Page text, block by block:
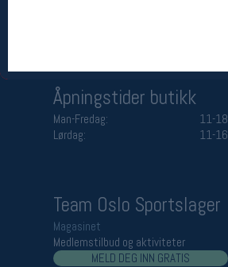
Åpningstider butikk
Man-Fredag:
11-18
Lørdag:
11-16
Team Oslo Sportslager
Magasinet
Medlemstilbud og aktiviteter
MELD DEG INN GRATIS